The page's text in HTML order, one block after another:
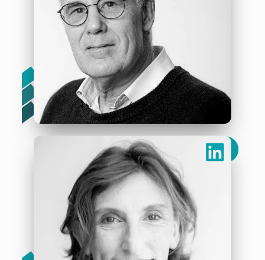
André Boulanger
« La musique à l’hôpital : juste un moment de bonheur